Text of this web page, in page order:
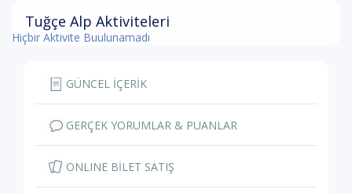
Tuğçe Alp Aktiviteleri
Hiçbir Aktivite Buulunamadı
GÜNCEL İÇERİK
GERÇEK YORUMLAR & PUANLAR
ONLINE BİLET SATIŞ